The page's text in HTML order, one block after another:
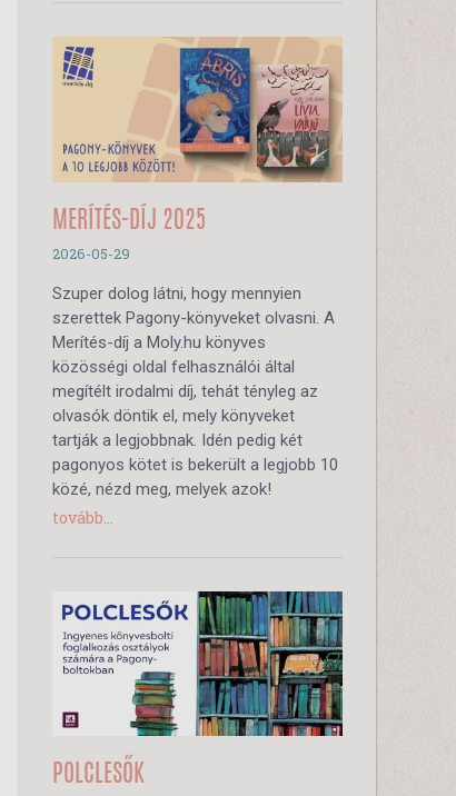
MERÍTÉS-DÍJ 2025
2026-05-29
Szuper dolog látni, hogy mennyien
szerettek Pagony-könyveket olvasni. A
Merítés-díj a Moly.hu könyves
közösségi oldal felhasználói által
megítélt irodalmi díj, tehát tényleg az
olvasók döntik el, mely könyveket
tartják a legjobbnak. Idén pedig két
pagonyos kötet is bekerült a legjobb 10
közé, nézd meg, melyek azok!
tovább...
POLCLESŐK